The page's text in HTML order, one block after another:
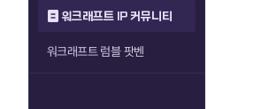
워크래프트 IP 커뮤니티
워크래프트 럼블 팟벤